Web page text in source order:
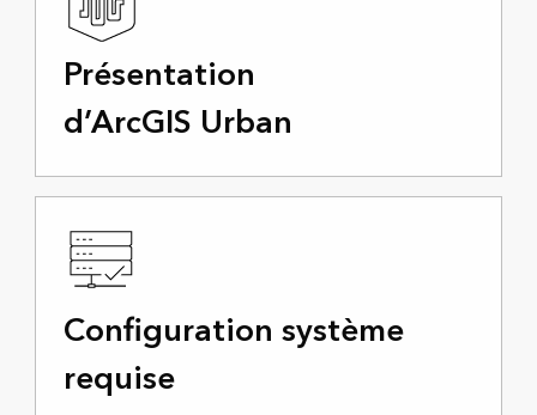
Présentation
d’ArcGIS Urban
Configuration système
requise